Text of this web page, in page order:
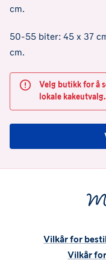
cm.
50-55 biter: 45 x 37
cm.
Velg butikk for å
lokale kakeutvalg.
Vilkår for
Vilkår